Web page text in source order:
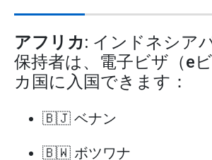
アフリカ: インドネシア
保持者は、電子ビザ（e
カ国に入国できます：
🇧🇯 ベナン
🇧🇼 ボツワナ